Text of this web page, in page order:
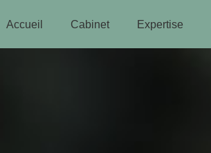
Accueil Cabinet Expertise